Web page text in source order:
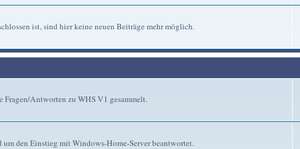
ist, sind hier keine neuen Beiträge mehr möglich.
Fragen/Antworten zu WHS V1 gesammelt.
den Einstieg mit Windows-Home-Server beantwortet.